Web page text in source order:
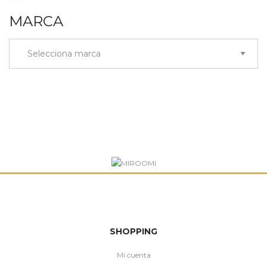
MARCA
SHOPPING
Mi cuenta